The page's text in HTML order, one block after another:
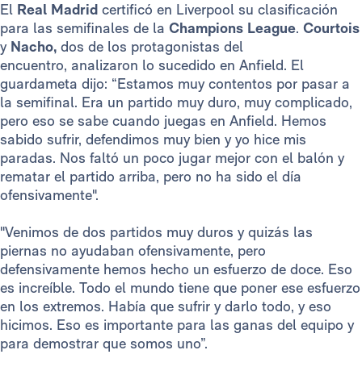
El Real Madrid certificó en Liverpool su clasificación
para las semifinales de la Champions League. Courtois
y Nacho, dos de los protagonistas del
encuentro, analizaron lo sucedido en Anfield. El
guardameta dijo: “Estamos muy contentos por pasar a
la semifinal. Era un partido muy duro, muy complicado,
pero eso se sabe cuando juegas en Anfield. Hemos
sabido sufrir, defendimos muy bien y yo hice mis
paradas. Nos faltó un poco jugar mejor con el balón y
rematar el partido arriba, pero no ha sido el día
ofensivamente".
"Venimos de dos partidos muy duros y quizás las
piernas no ayudaban ofensivamente, pero
defensivamente hemos hecho un esfuerzo de doce. Eso
es increíble. Todo el mundo tiene que poner ese esfuerzo
en los extremos. Había que sufrir y darlo todo, y eso
hicimos. Eso es importante para las ganas del equipo y
para demostrar que somos uno”.